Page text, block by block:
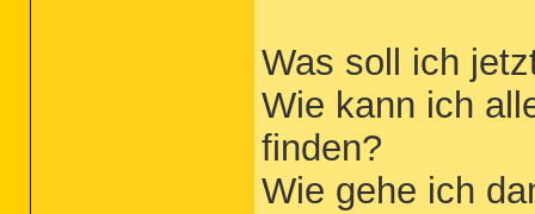
Was soll ich
Wie kann ich
finden?
Wie gehe ich